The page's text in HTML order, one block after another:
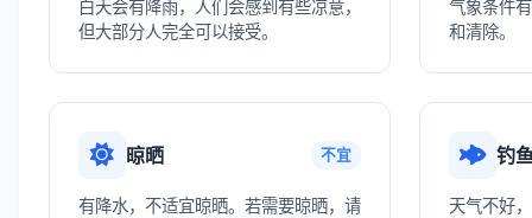
白天会有降雨，人们会感到有些凉意，
但大部分人完全可以接受。
气象条件
和清除。
晾晒 不宜
有降水，不适宜晾晒。若需要晾晒，请
钓
天气不好